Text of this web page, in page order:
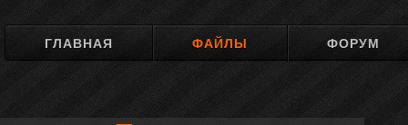
ГЛАВНАЯ ФАЙЛЫ ФОРУМ